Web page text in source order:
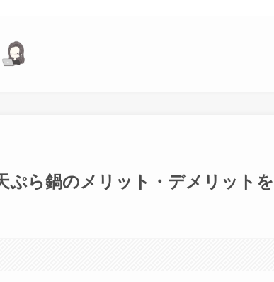
ぷら鍋のメリット・デメリット